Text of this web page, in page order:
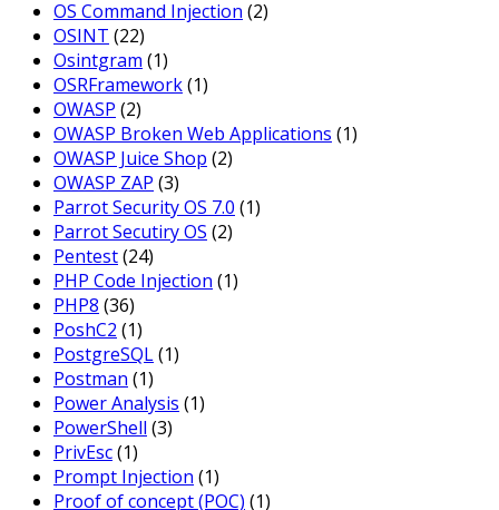
OS Command Injection (2)
OSINT (22)
Osintgram (1)
OSRFramework(1)
OWASP (2)
OWASP Broken Web Applications (1)
OWASP Juice Shop (2)
OWASP ZAP (3)
Parrot Security OS 7.0 (1)
Parrot Secutiry OS (2)
Pentest(24)
PHP Code Injection (1)
PHP8 (36)
PoshC2 (1)
PostgreSQL(1)
Postman (1)
Power Analysis (1)
PowerShell (3)
PrivEsc(1)
Prompt Injection (1)
Proof of concept (POC) (1)